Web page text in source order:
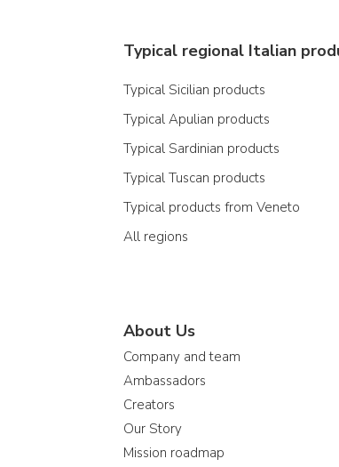
Typical regional Italian
Typical Sicilian products
Typical Apulian products
Typical Sardinian products
Typical Tuscan products
Typical products from Veneto
All regions
About Us
Company and team
Ambassadors
Creators
Our Story
Mission roadmap